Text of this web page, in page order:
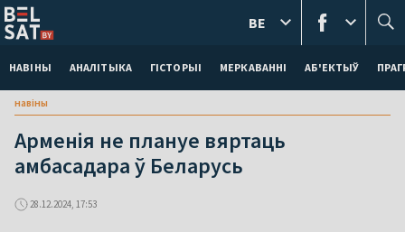
НАВІНЫ АНАЛІТЫКА ГІСТОРЫІ МЕРКАВАННI АБ'ЕКТЫЎ
BE
навіны
Арменія не плануе вяртаць
амбасадара ў Беларусь
28.12.2024, 17:53